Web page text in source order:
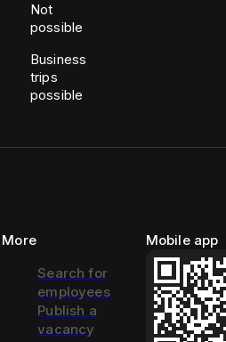
Not
possible
Business
trips
possible
More
Search for
employees
Publish a
vacancy
Mobile app